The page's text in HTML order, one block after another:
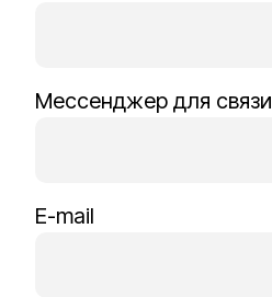
Мессенджер для связи
E-mail